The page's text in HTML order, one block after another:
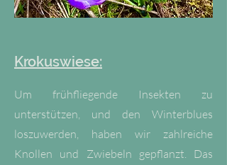
Krokuswiese:
Um frühfliegende Insekten zu
unterstützen, und den Winterblues
loszuwerden, haben wir zahlreiche
Knollen und Zwiebeln gepflanzt. Das